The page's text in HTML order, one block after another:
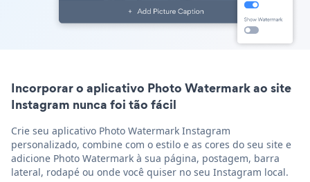
Incorporar o aplicativo Photo Watermark ao site
Instagram nunca foi tão fácil
Crie seu aplicativo Photo Watermark Instagram
personalizado, combine com o estilo e as cores do seu site e
adicione Photo Watermark à sua página, postagem, barra
lateral, rodapé ou onde você quiser no seu Instagram local.